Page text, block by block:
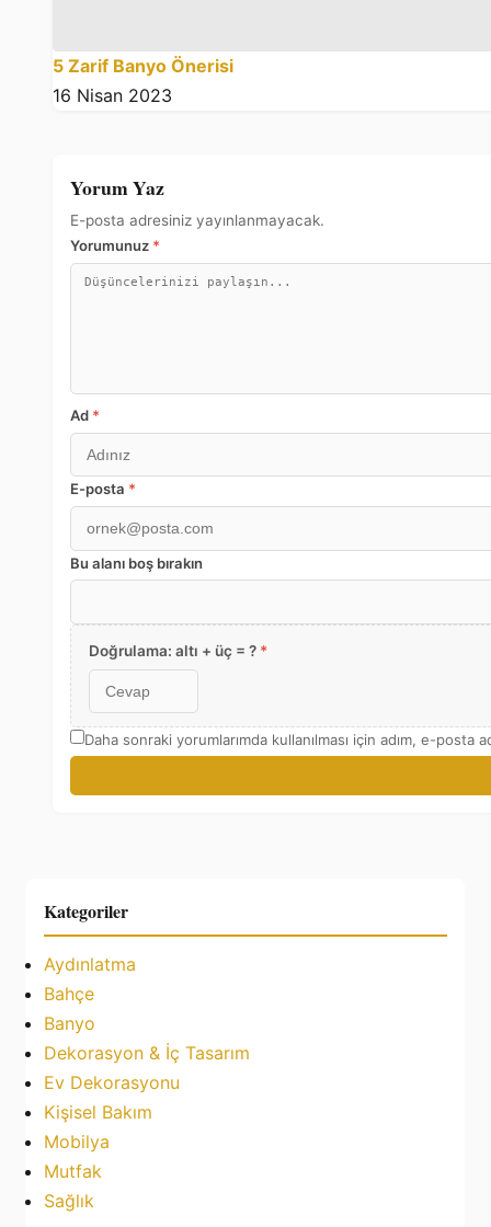
5 Zarif Banyo Önerisi
16 Nisan 2023
Yorum Yaz
E-posta adresiniz yayınlanmayacak.
Yorumunuz *
Ad *
E-posta *
Bu alanı boş bırakın
Doğrulama: altı + üç = ? *
Daha sonraki yorumlarımda kullanılması için adım, e-
Kategoriler
Aydınlatma
Bahçe
Banyo
Dekorasyon & İç Tasarım
Ev Dekorasyonu
Kişisel Bakım
Mobilya
Mutfak
Sağlık